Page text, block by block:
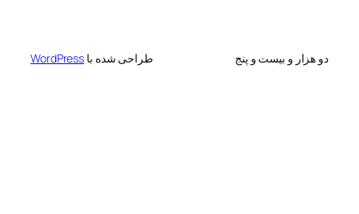
دو هزار و بیست و پنج طراحی شده با WordPress